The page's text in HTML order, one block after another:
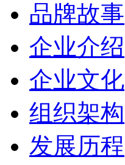
品牌故事
企业介绍
企业文化
组织架构
发展历程